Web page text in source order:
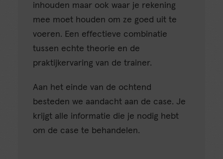
inhouden maar ook waar je rekening
mee moet houden om ze goed uit te
voeren. Een effectieve combinatie
tussen echte theorie en de
praktijkervaring van de trainer.
Aan het einde van de ochtend
besteden we aandacht aan de case. Je
krijgt alle informatie die je nodig hebt
om de case te behandelen.